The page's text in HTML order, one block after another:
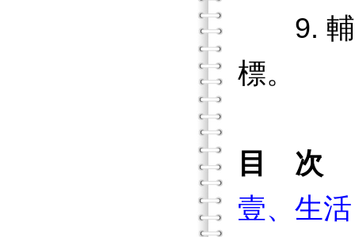
9. 輔具
標。
目 次
壹、生